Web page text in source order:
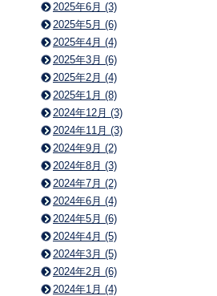
2025年6月 (3)
2025年5月 (6)
2025年4月 (4)
2025年3月 (6)
2025年2月 (4)
2025年1月 (8)
2024年12月 (3)
2024年11月 (3)
2024年9月 (2)
2024年8月 (3)
2024年7月 (2)
2024年6月 (4)
2024年5月 (6)
2024年4月 (5)
2024年3月 (5)
2024年2月 (6)
2024年1月 (4)